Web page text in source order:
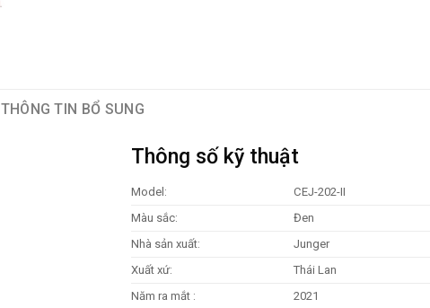
THÔNG TIN BỔ SUNG
Thông số kỹ thuật
Model:
CEJ-202-II
Màu sắc:
Đen
Nhà sản xuất:
Junger
Xuất xứ:
Thái Lan
Năm ra mắt :
2021